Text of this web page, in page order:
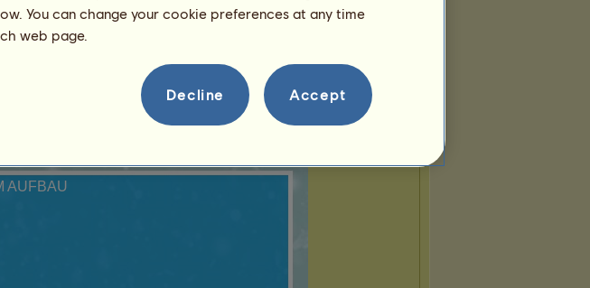
You can change your cookie preferences at any time
web page.
Decline Accept